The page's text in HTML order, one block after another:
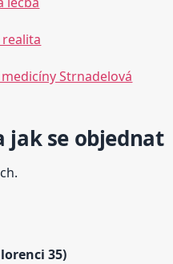
Strnadelová
jak se objednat
35)